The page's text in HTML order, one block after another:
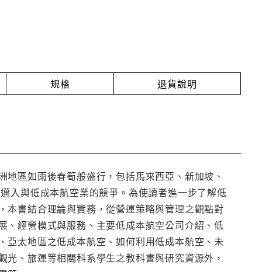
規格 退貨說明
區如雨後春筍般盛行，包括馬來西亞、新加坡、
入與低成本航空業的競爭。為使讀者進一步了解低
書結合理論與實務，從營運策略與管理之觀點對
經營模式與服務、主要低成本航空公司介紹、低
太地區之低成本航空、如何利用低成本航空、未
、旅運等相關科系學生之教科書與研究資源外，